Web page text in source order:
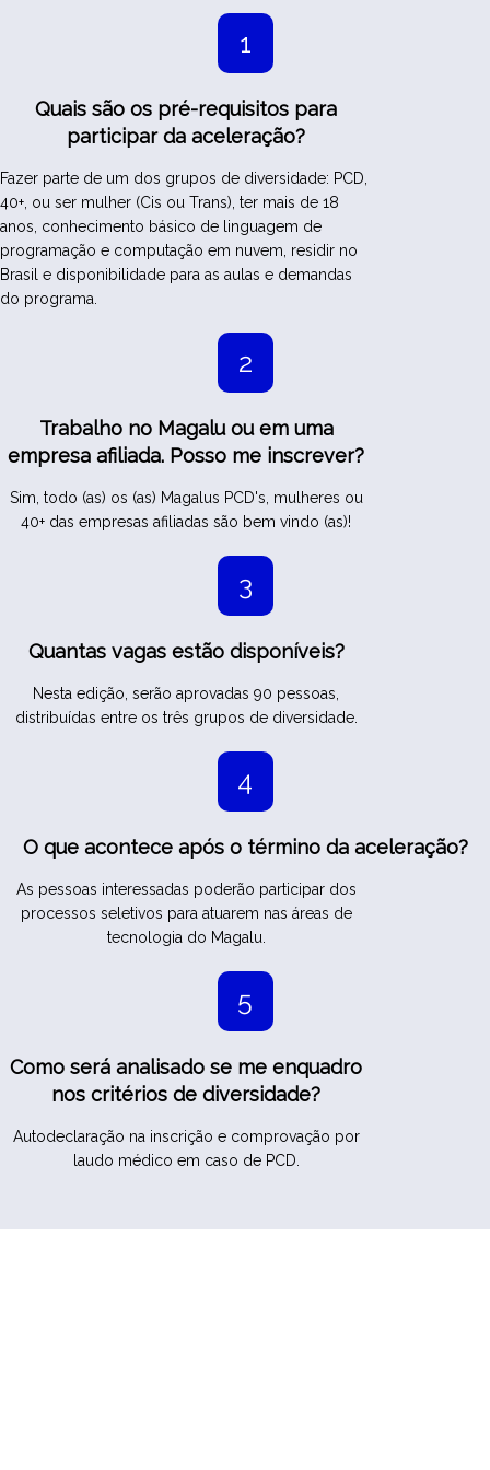
1
Quais são os pré-requisitos para
participar da aceleração?
Fazer parte de um dos grupos de diversidade: PCD,
40+, ou ser mulher (Cis ou Trans), ter mais de 18
anos, conhecimento básico de linguagem de
programação e computação em nuvem, residir no
Brasil e disponibilidade para as aulas e demandas
do programa.
2
Trabalho no Magalu ou em uma
empresa afiliada. Posso me inscrever?
Sim, todo (as) os (as) Magalus PCD's, mulheres ou
40+ das empresas afiliadas são bem vindo (as)!
3
Quantas vagas estão disponíveis?
Nesta edição, serão aprovadas 90 pessoas,
distribuídas entre os três grupos de diversidade.
4
O que acontece após o término da aceleração?
As pessoas interessadas poderão participar dos
processos seletivos para atuarem nas áreas de
tecnologia do Magalu.
5
Como será analisado se me enquadro
nos critérios de diversidade?
Autodeclaração na inscrição e comprovação por
laudo médico em caso de PCD.